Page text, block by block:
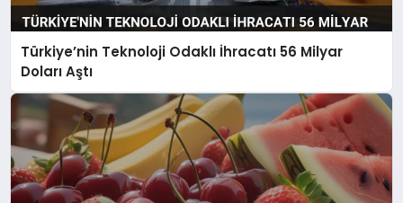
Türkiye’nin Teknoloji Odaklı İhracatı 56 Milyar
Doları Aştı